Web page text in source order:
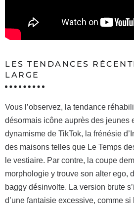
LES TENDANCES
LARGE
Vous l’observez, la tendance
désormais icône auprès des jeunes
dynamisme de TikTok, la frénésie
des maisons telles que Le Temps
le vestiaire. Par contre, la coupe
morphologie y trouve son alter ego,
baggy désinvolte. La version brute
d’une fantaisie excessive, comme